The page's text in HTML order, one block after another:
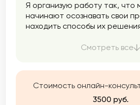
Я организую работу так, что
начинают осознавать свои
находить способы их
дальнейших изменений и
Смотреть все
Стоимость онлайн-
3500 руб.